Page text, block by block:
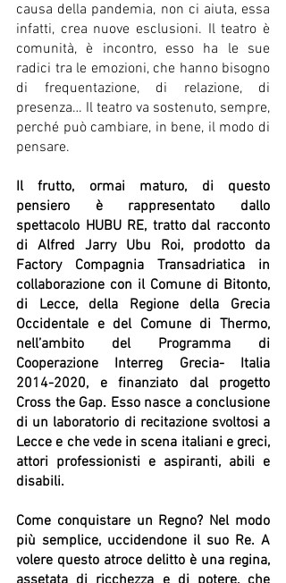
causa della pandemia, non ci aiuta, essa
infatti, crea nuove esclusioni. Il teatro è
comunità, è incontro, esso ha le sue
radici tra le emozioni, che hanno bisogno
di frequentazione, di relazione, di
presenza… Il teatro va sostenuto, sempre,
perché può cambiare, in bene, il modo di
pensare.
Il frutto, ormai maturo, di questo
pensiero è rappresentato dallo
spettacolo HUBU RE, tratto dal racconto
di Alfred Jarry Ubu Roi, prodotto da
Factory Compagnia Transadriatica in
collaborazione con il Comune di Bitonto,
di Lecce, della Regione della Grecia
Occidentale e del Comune di Thermo,
nell’ambito del Programma di
Cooperazione Interreg Grecia- Italia
2014-2020, e finanziato dal progetto
Cross the Gap. Esso nasce a conclusione
di un laboratorio di recitazione svoltosi a
Lecce e che vede in scena italiani e greci,
attori professionisti e aspiranti, abili e
disabili.
Come conquistare un Regno? Nel modo
più semplice, uccidendone il suo Re. A
volere questo atroce delitto è una regina,